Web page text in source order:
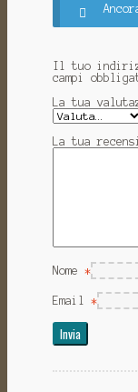
Il tuo
campi
La tua
La tua
Nome *
Email *